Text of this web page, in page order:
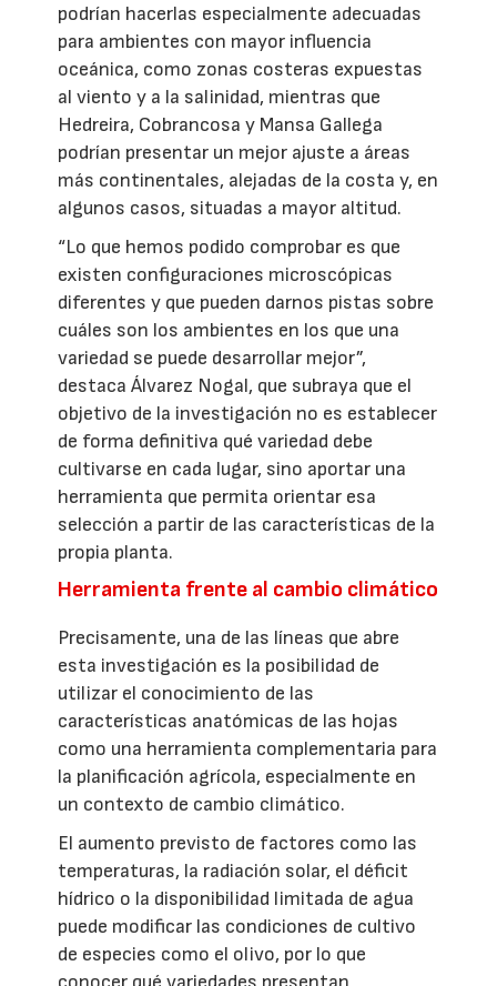
podrían hacerlas especialmente adecuadas
para ambientes con mayor influencia
oceánica, como zonas costeras expuestas
al viento y a la salinidad, mientras que
Hedreira, Cobrancosa y Mansa Gallega
podrían presentar un mejor ajuste a áreas
más continentales, alejadas de la costa y, en
algunos casos, situadas a mayor altitud.
“Lo que hemos podido comprobar es que
existen configuraciones microscópicas
diferentes y que pueden darnos pistas sobre
cuáles son los ambientes en los que una
variedad se puede desarrollar mejor”,
destaca Álvarez Nogal, que subraya que el
objetivo de la investigación no es establecer
de forma definitiva qué variedad debe
cultivarse en cada lugar, sino aportar una
herramienta que permita orientar esa
selección a partir de las características de la
propia planta.
Herramienta frente al cambio climático
Precisamente, una de las líneas que abre
esta investigación es la posibilidad de
utilizar el conocimiento de las
características anatómicas de las hojas
como una herramienta complementaria para
la planificación agrícola, especialmente en
un contexto de cambio climático.
El aumento previsto de factores como las
temperaturas, la radiación solar, el déficit
hídrico o la disponibilidad limitada de agua
puede modificar las condiciones de cultivo
de especies como el olivo, por lo que